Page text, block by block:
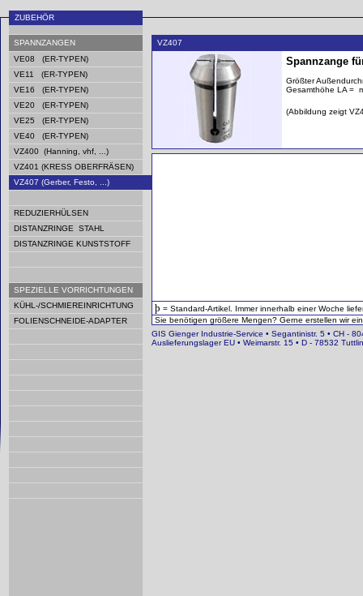
ZUBEHÖR
SPANNZANGEN
VE08 (ER-TYPEN)
VE11 (ER-TYPEN)
VE16 (ER-TYPEN)
VE20 (ER-TYPEN)
VE25 (ER-TYPEN)
VE40 (ER-TYPEN)
VZ400 (Hanning, vhf, ...)
VZ401 (KRESS OBERFRÄSEN)
VZ407 (Gerber, Festo, ...)
REDUZIERHÜLSEN
DISTANZRINGE STAHL
DISTANZRINGE KUNSTSTOFF
SPEZIELLE VORRICHTUNGEN
KÜHL-/SCHMIEREINRICHTUNG
FOLIENSCHNEIDE-ADAPTER
VZ407
Spannzange
Größter
Gesamthöhe LA =
(Abbildung zeigt
þ = Standard-Artikel. Immer innerhalb einer Woche
Sie benötigen größere Mengen? Gerne erstellen wir
GIS Gienger Industrie-Service • Segantinistr. 5 • CH -
Auslieferungslager EU • Weimarstr. 15 • D - 78532